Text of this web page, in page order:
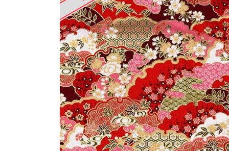
Nouveautés
Machines à coudre
| Surjeteuses |
Brodeuses